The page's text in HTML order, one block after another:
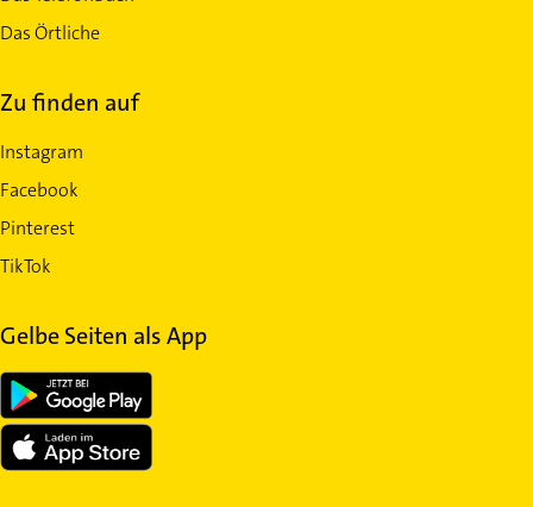
Das Örtliche
Zu finden auf
Instagram
Facebook
Pinterest
TikTok
Gelbe Seiten als App